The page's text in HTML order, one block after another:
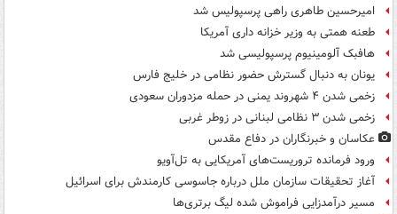
امیرحسین طاهری راهی پرسپولیس شد
طعنه همتی به وزیر خزانه داری آمریکا
هافبک آلومینیوم پرسپولیسی شد
یونان به دنبال گسترش حضور نظامی در خلیج فارس
زخمی شدن ۴ شهروند یمنی در حمله مزدوران سعودی
زخمی شدن ۳ نظامی لبنانی در زوطر غربی
عکاسان و خبرنگاران در دفاع مقدس
ورود فرمانده تروریست‌های آمریکایی به تل‌آویو
آغاز تحقیقات سازمان ملل درباره جاسوسی کارمندش برای اسرائیل
مسیر درآمدزایی فراموش شده لیگ برتری‌ها